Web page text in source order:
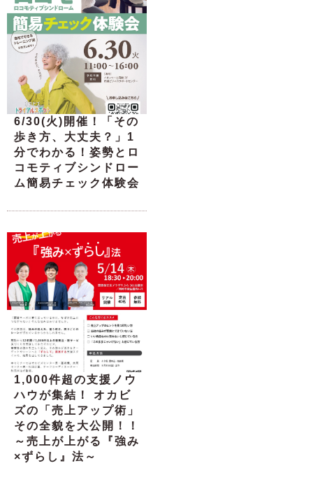
6/30(火)開催！「その
歩き方、大丈夫？」1
分でわかる！姿勢とロ
コモティブシンドロー
ム簡易チェック体験会
1,000件超の支援ノウ
ハウが集結！ オカビ
ズの「売上アップ術」
その全貌を大公開！！
～売上が上がる『強み
×ずらし』法～